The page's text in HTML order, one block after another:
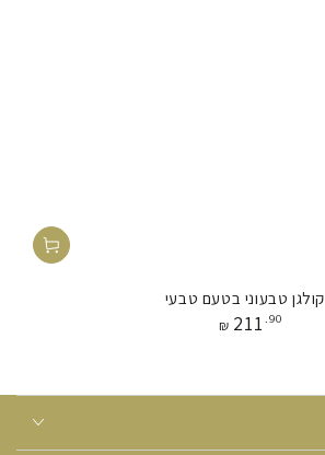
קולגן טבעוני בטעם טבעי
מחיר
₪ 211 .90